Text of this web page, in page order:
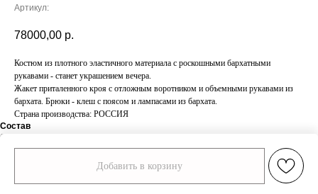
Артикул:
78000,00 р.
Добавить в корзину
Костюм из плотного эластичного материала с роскошными бархатными
рукавами - станет украшением вечера.
Жакет приталенного кроя с отложным воротником и объемными рукавами из
бархата. Брюки - клеш с поясом и лампасами из бархата.
Страна производства: РОССИЯ
Состав
Состав
97% полиэстер, 3% эластан